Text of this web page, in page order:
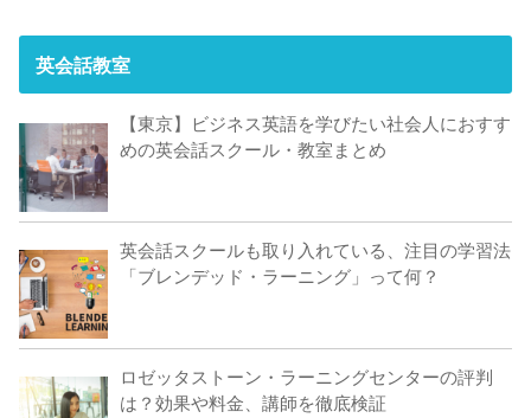
英会話教室
【東京】ビジネス英語を学びたい社会人におすす
めの英会話スクール・教室まとめ
英会話スクールも取り入れている、注目の学習法
「ブレンデッド・ラーニング」って何？
ロゼッタストーン・ラーニングセンターの評判
は？効果や料金、講師を徹底検証